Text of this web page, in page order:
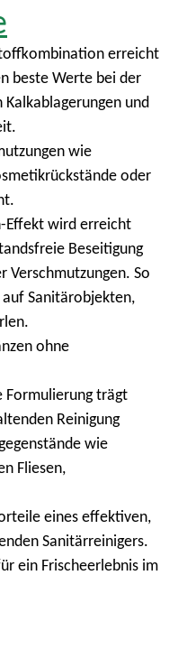
erreicht
beste Werte bei der
und
wie
oder
Effekt wird erreicht
Beseitigung
Verschmutzungen. So
auf Sanitärobjekten,
ohne
Formulierung trägt
Reinigung
wie
Fliesen,
eines effektiven,
Sanitärreinigers.
ein Frischeerlebnis im